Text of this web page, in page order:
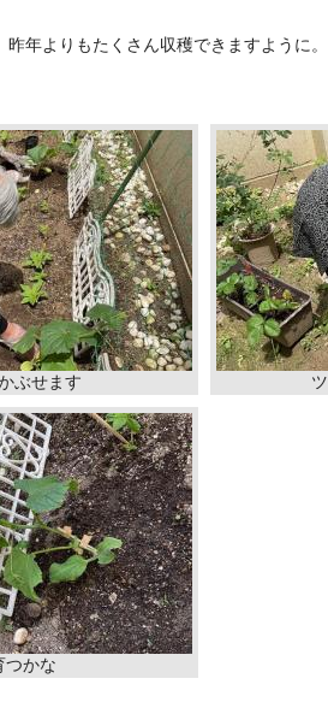
昨年よりもたくさん収穫できますよ
ぶせます
つかな